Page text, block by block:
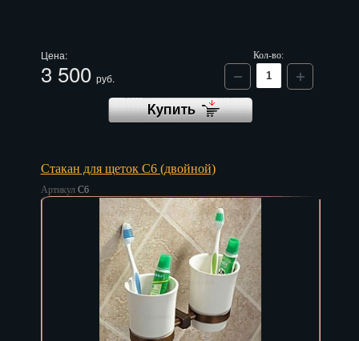
Красноярск
Курган
Липецк
Магадан
Магас
Майкоп
Махачкала
Цена:
3 500 руб.
Кол-во:
Стакан для щеток C6 (двойной)
Артикул C6